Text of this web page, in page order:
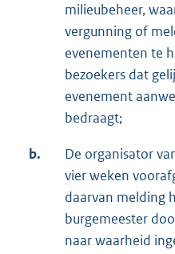
milieubeheer,
vergunning of
evenementen te
bezoekers dat
evenement
bedraagt;
b.
De organisator
vier weken
daarvan melding
burgemeester
naar waarheid